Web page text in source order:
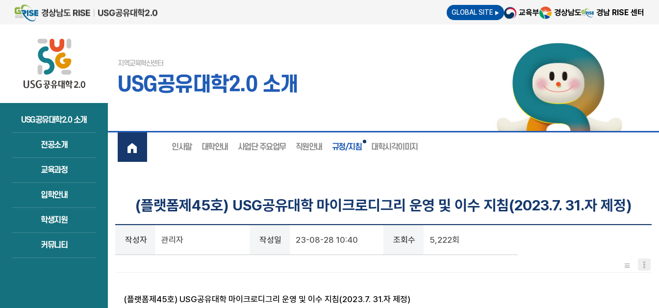
GLOBAL SITE ▶ 교육부 경상남도 경남 RISE 센터
USG공유대학2.0 소개
전공소개
교육과정
입학안내
학생지원
커뮤니티
지역교육혁신센터
USG공유대학2.0 소개
인사말 대학안내 사업단 주요업무 직원안내 규정/지침 대학시각이미지
(플랫폼제45호) USG공유대학 마이크로디그리 운영 및 이수 지침(2023.7. 31.자 제정)
작성자 관리자 작성일 23-08-28 10:40 조회수 5,222회
(플랫폼제45호) USG공유대학 마이크로디그리 운영 및 이수 지침(2023.7. 31.자 제정)